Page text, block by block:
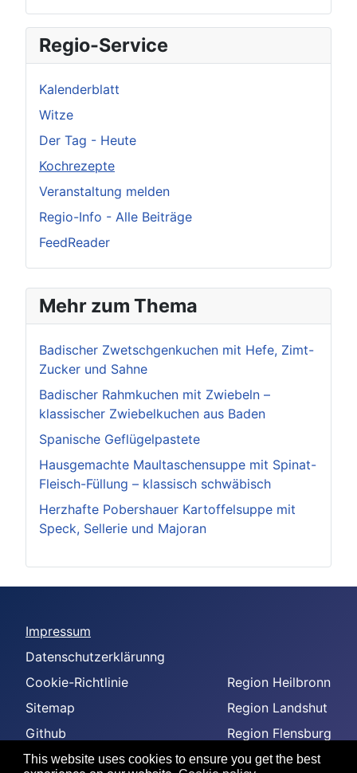
This website uses cookies to ensure you get the best
Regio-Service
Kalenderblatt
Witze
Der Tag - Heute
Kochrezepte
Veranstaltung melden
Regio-Info - Alle Beiträge
FeedReader
Mehr zum Thema
Badischer Zwetschgenkuchen mit Hefe, Zimt-
Zucker und Sahne
Badischer Rahmkuchen mit Zwiebeln –
klassischer Zwiebelkuchen aus Baden
Spanische Geflügelpastete
Hausgemachte Maultaschensuppe mit Spinat-
Fleisch-Füllung – klassisch schwäbisch
Herzhafte Pobershauer Kartoffelsuppe mit
Speck, Sellerie und Majoran
Impressum
Datenschutzerklärunng
Cookie-Richtlinie
Sitemap
Github
-
Region Heilbronn
Region Landshut
Region Flensburg
Region Amberg